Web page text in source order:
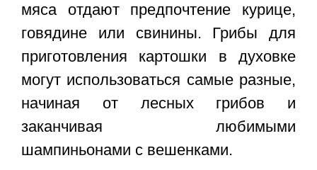
мяса отдают предпочтение курице,
говядине или свинины. Грибы для
приготовления картошки в духовке
могут использоваться самые разные,
начиная от лесных грибов и
заканчивая любимыми
шампиньонами с вешенками.